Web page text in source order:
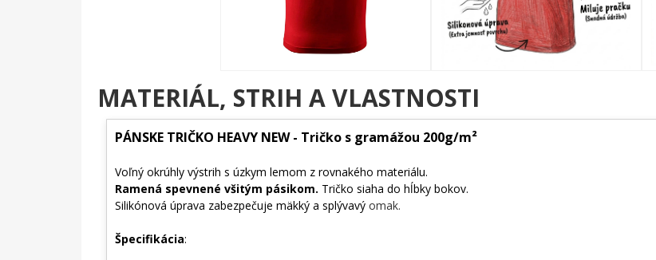
MATERIÁL, STRIH A VLASTNOSTI
PÁNSKE TRIČKO HEAVY NEW - Tričko s gramážou 200g/m²
Voľný okrúhly výstrih s úzkym lemom z rovnakého materiálu.
Ramená spevnené všitým pásikom. Tričko siaha do hĺbky bokov.
Silikónová úprava zabezpečuje mäkký a splývavý omak.
Špecifikácia: